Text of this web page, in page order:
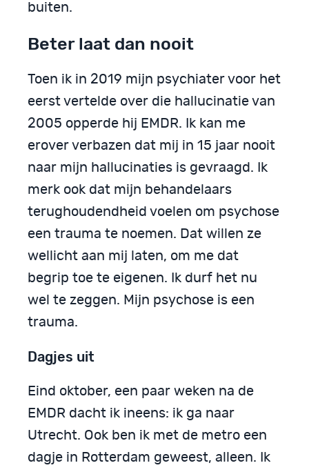
buiten.
Beter laat dan nooit
Toen ik in 2019 mijn psychiater voor het
eerst vertelde over die hallucinatie van
2005 opperde hij EMDR. Ik kan me
erover verbazen dat mij in 15 jaar nooit
naar mijn hallucinaties is gevraagd. Ik
merk ook dat mijn behandelaars
terughoudendheid voelen om psychose
een trauma te noemen. Dat willen ze
wellicht aan mij laten, om me dat
begrip toe te eigenen. Ik durf het nu
wel te zeggen. Mijn psychose is een
trauma.
Dagjes uit
Eind oktober, een paar weken na de
EMDR dacht ik ineens: ik ga naar
Utrecht. Ook ben ik met de metro een
dagje in Rotterdam geweest, alleen. Ik